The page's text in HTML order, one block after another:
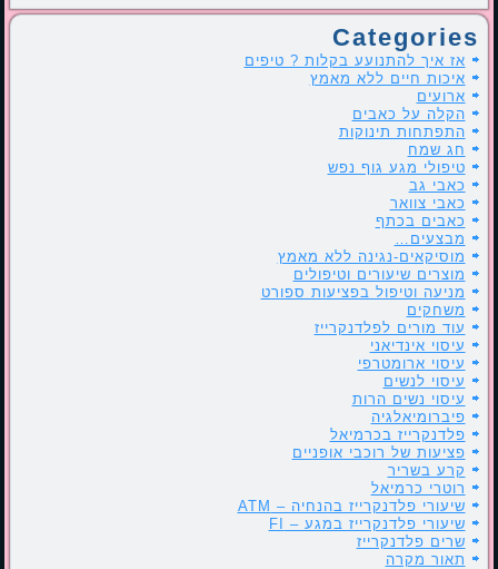
Categories
אז איך להתנועע בקלות ? טיפים
איכות חיים ללא מאמץ
ארועים
הקלה על כאבים
התפתחות תינוקות
חג שמח
טיפולי מגע גוף נפש
כאבי גב
כאבי צוואר
כאבים בכתף
מבצעים…
מוסיקאים-נגינה ללא מאמץ
מוצרים שיעורים וטיפולים
מניעה וטיפול בפציעות ספורט
משחקים
עוד מורים לפלדנקרייז
עיסוי אינדיאני
עיסוי ארומטרפי
עיסוי לנשים
עיסוי נשים הרות
פיברומיאלגיה
פלדנקרייז בכרמיאל
פציעות של רוכבי אופניים
קרע בשריר
רוטרי כרמיאל
שיעורי פלדנקרייז בהנחיה – ATM
שיעורי פלדנקרייז במגע – FI
שרים פלדנקרייז
תאור מקרה